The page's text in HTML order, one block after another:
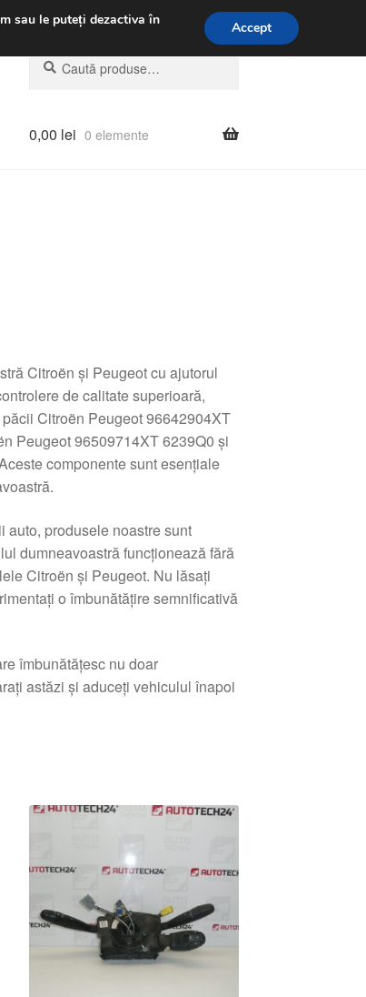
229 6816
Caută
după:
Caută
0,00 lei 0 elemente
Citroën și Peugeot cu ajutorul
de calitate superioară,
Citroën Peugeot 96642904XT
Peugeot 96509714XT 6239Q0 și
componente sunt esențiale
auto, produsele noastre sunt
dumneavoastră funcționează fără
Citroën și Peugeot. Nu lăsați
o îmbunătățire semnificativă
îmbunătățesc nu doar
astăzi și aduceți vehiculul înapoi
sau le puteți dezactiva în
Accept